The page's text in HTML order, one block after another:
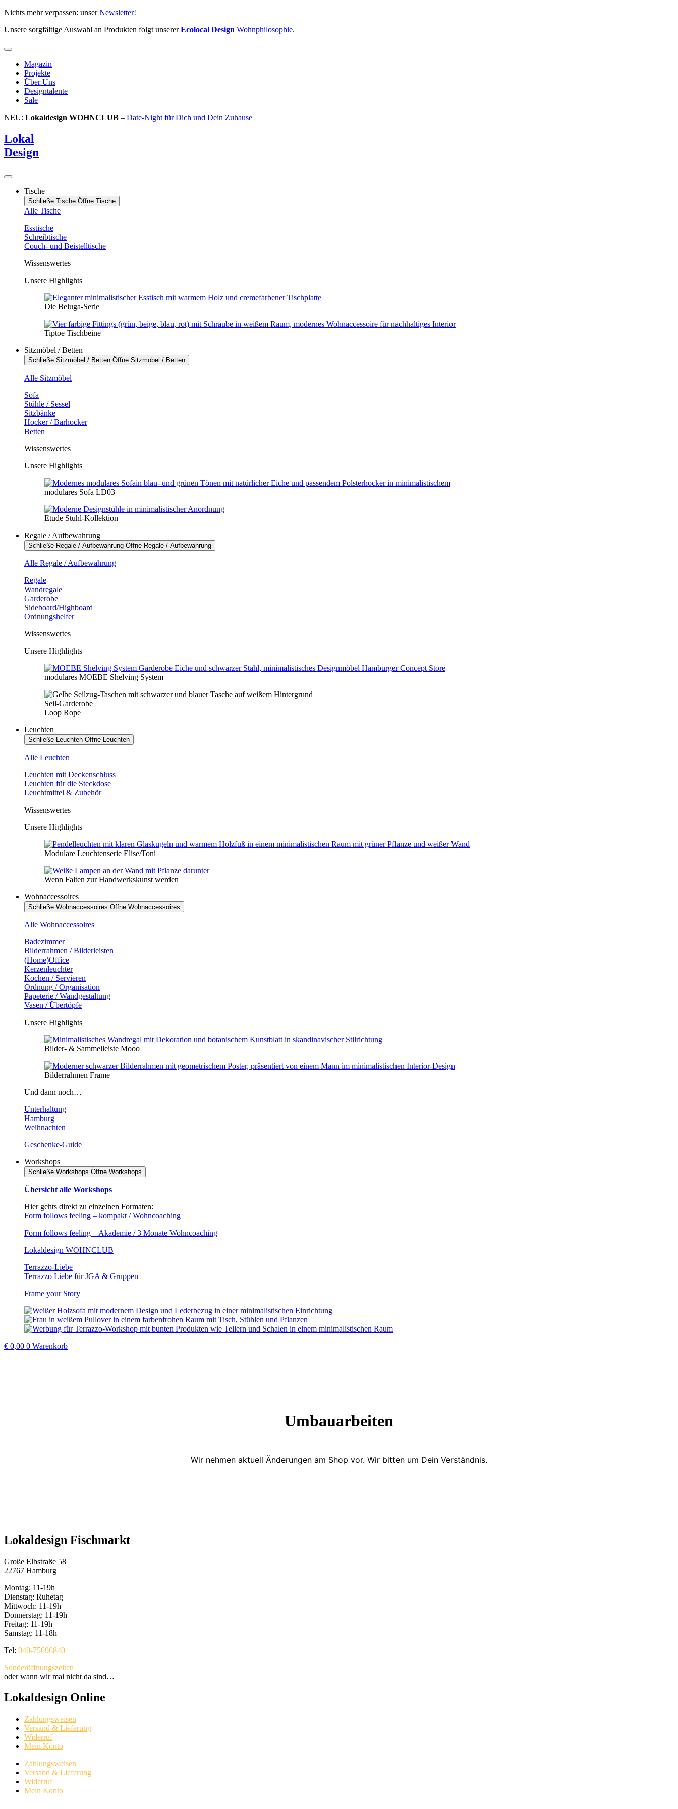
Zum
springen
Nichts mehr verpassen: unserNewsletter!
Unsere sorgfältige Auswahl an Produkten folgt unsererEcolocal Design Wohnphilosophie.
Magazin
Projekte
Über Uns
Designtalente
Sale
NEU: Lokaldesign WOHNCLUB – Date-Night für Dich und Dein Zuhause
Lokal
Design
Tische
Schließe Tische Öffne Tische
Alle Tische
Esstische
Schreibtische
Couch- und Beistelltische
Wissenswertes
Unsere Highlights
Die Beluga-Serie
Tiptoe Tischbeine
Sitzmöbel / Betten
Schließe Sitzmöbel / Betten Öffne Sitzmöbel / Betten
Alle Sitzmöbel
Sofa
Stühle / Sessel
Sitzbänke
Hocker / Barhocker
Betten
Wissenswertes
Unsere Highlights
modulares Sofa LD03
Etude Stuhl-Kollektion
Regale / Aufbewahrung
Schließe Regale / Aufbewahrung Öffne Regale / Aufbewahrung
Alle Regale / Aufbewahrung
Regale
Wandregale
Garderobe
Sideboard/Highboard
Ordnungshelfer
Wissenswertes
Unsere Highlights
modulares MOEBE Shelving System
Seil-Garderobe
Loop Rope
Leuchten
Schließe Leuchten Öffne Leuchten
Alle Leuchten
Leuchten mit Deckenschluss
Leuchten für die Steckdose
Leuchtmittel & Zubehör
Wissenswertes
Unsere Highlights
Modulare Leuchtenserie Elise/Toni
Wenn Falten zur Handwerkskunst werden
Wohnaccessoires
Schließe Wohnaccessoires Öffne Wohnaccessoires
Alle Wohnaccessoires
Badezimmer
Bilderrahmen / Bilderleisten
(Home)Office
Kerzenleuchter
Kochen / Servieren
Ordnung / Organisation
Papeterie / Wandgestaltung
Vasen / Übertöpfe
Unsere Highlights
Bilder- & Sammelleiste Mooo
Bilderrahmen Frame
Und dann noch…
Unterhaltung
Hamburg
Weihnachten
Geschenke-Guide
Workshops
Schließe Workshops Öffne Workshops
Übersicht alle Workshops
Hier gehts direkt zu einzelnen Formaten:
Form follows feeling – kompakt / Wohncoaching
Form follows feeling – Akademie / 3 Monate Wohncoaching
Lokaldesign WOHNCLUB
Terrazzo-Liebe
Terrazzo Liebe für JGA & Gruppen
Frame your Story
€ 0,00 0 Warenkorb
Umbauarbeiten
Wir nehmen aktuell Änderungen am Shop vor. Wir bitten um Dein Verständnis.
Lokaldesign Fischmarkt
Große Elbstraße 58
22767 Hamburg
Montag: 11-19h
Dienstag: Ruhetag
Mittwoch: 11-19h
Donnerstag: 11-19h
Freitag: 11-19h
Samstag: 11-18h
Tel: 040-75696840
Sonderöffnungszeiten
oder wann wir mal nicht da sind…
Lokaldesign Online
Zahlungsweisen
Versand & Lieferung
Widerruf
Mein Konto
Zahlungsweisen
Versand & Lieferung
Widerruf
Mein Konto